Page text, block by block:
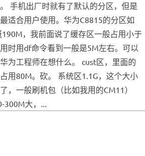
手机出厂时就有了默认的分区，但是
适合用户使用。华为C8815的分区如
，我前面说了缓存区一般占用小于
时用df命令看到一般是5M左右。可以
为工程师在想什么。 cust区，里面的
用80M。砍。 系统区1.1G，这个大小
，一般刷机包（比如我用的CM11）
300M大，...